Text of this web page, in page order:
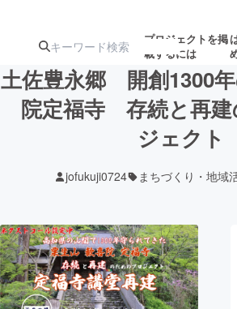
プロジェクトを掲
載するには
注目の新着プロ募集終
テクノロジー・ガジェット
映像・映画
土佐豊永郷 開創1300
院定福寺 存続と再建
ジェクト
jofukuji0724 まちづくり・地域